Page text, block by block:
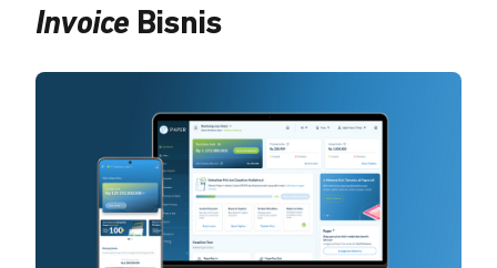
Invoice Bisnis